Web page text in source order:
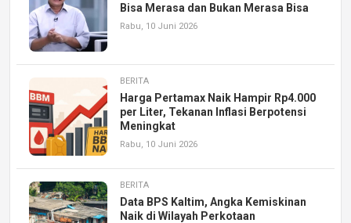
Bisa Merasa dan Bukan Merasa Bisa
Rabu, 10 Juni 2026
BERITA
Harga Pertamax Naik Hampir Rp4.000
per Liter, Tekanan Inflasi Berpotensi
Meningkat
Rabu, 10 Juni 2026
BERITA
Data BPS Kaltim, Angka Kemiskinan
Naik di Wilayah Perkotaan